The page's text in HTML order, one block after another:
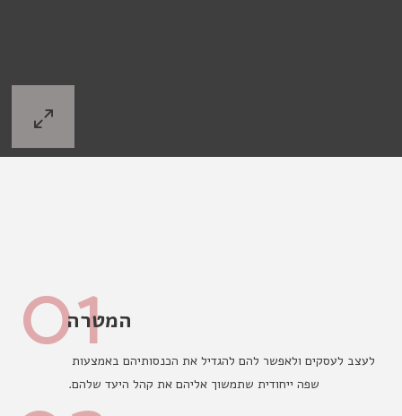
01
המטרה
שפה ייחודית שתמשוך אליהם את קהל היעד שלהם.